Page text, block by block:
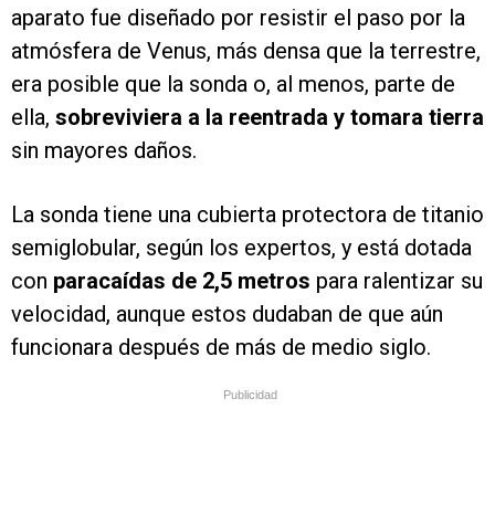
aparato fue diseñado por resistir el paso por la
atmósfera de Venus, más densa que la terrestre,
era posible que la sonda o, al menos, parte de
ella, sobreviviera a la reentrada y tomara tierra
sin mayores daños.
La sonda tiene una cubierta protectora de titanio
semiglobular, según los expertos, y está dotada
con paracaídas de 2,5 metros para ralentizar su
velocidad, aunque estos dudaban de que aún
funcionara después de más de medio siglo.
Publicidad